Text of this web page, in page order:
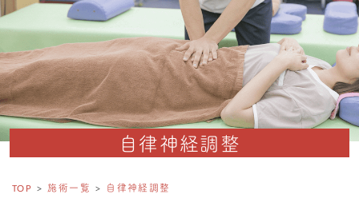
自律神経調整
TOP 施術一覧 自律神経調整